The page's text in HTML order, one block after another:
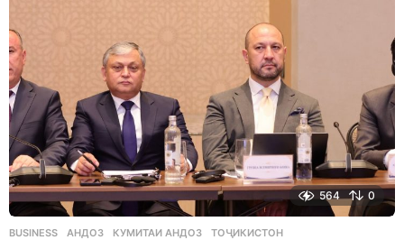
564 0
BUSINESS АНДОЗ ,КУМИТАИ АНДОЗ ,ТОҶИКИСТОН